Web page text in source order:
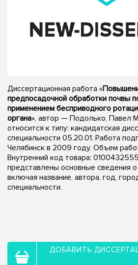
Диссертационная работа «
предпосадочной обработки почвы
применением бесприводного
органа», автор — Подолько, Павел
относится к типу: кандидатская
специальности 05.20.01. Работа
Челябинск в 2009 году. Объем
Внутренний код товара:
представлены основные сведения
включая название, автора, год,
специальности.
ДОБАВИТЬ